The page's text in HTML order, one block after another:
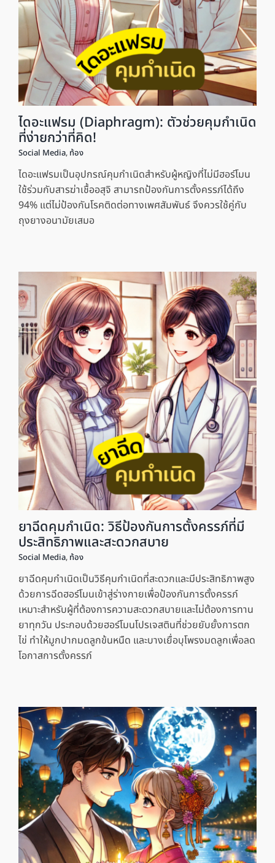
ไดอะแฟรม (Diaphragm): ตัวช่วยคุมกำเนิด
ที่ง่ายกว่าที่คิด!
Social Media, ท้อง
ไดอะแฟรมเป็นอุปกรณ์คุมกำเนิดสำหรับผู้หญิงที่ไม่มีฮอร์โมน
ใช้ร่วมกับสารฆ่าเชื้ออสุจิ สามารถป้องกันการตั้งครรภ์ได้ถึง
94% แต่ไม่ป้องกันโรคติดต่อทางเพศสัมพันธ์ จึงควรใช้คู่กับ
ถุงยางอนามัยเสมอ
ยาฉีดคุมกำเนิด: วิธีป้องกันการตั้งครรภ์ที่มี
ประสิทธิภาพและสะดวกสบาย
Social Media, ท้อง
ยาฉีดคุมกำเนิดเป็นวิธีคุมกำเนิดที่สะดวกและมีประสิทธิภาพสูง
ด้วยการฉีดฮอร์โมนเข้าสู่ร่างกายเพื่อป้องกันการตั้งครรภ์
เหมาะสำหรับผู้ที่ต้องการความสะดวกสบายและไม่ต้องการทาน
ยาทุกวัน ประกอบด้วยฮอร์โมนโปรเจสตินที่ช่วยยับยั้งการตก
ไข่ ทำให้มูกปากมดลูกข้นหนืด และบางเยื่อบุโพรงมดลูกเพื่อลด
โอกาสการตั้งครรภ์